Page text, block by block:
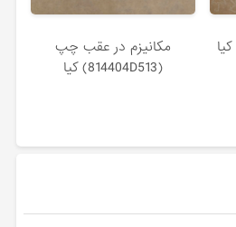
مكانيزم در عقب چپ
(814404D513) کیا